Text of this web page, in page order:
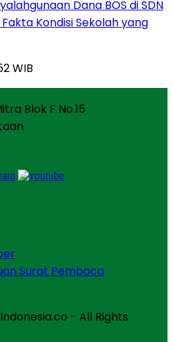
Dana BOS di SDN
Kondisi Sekolah yang
WIB
Blok F No.15
Surat Pembaca
- All Rights